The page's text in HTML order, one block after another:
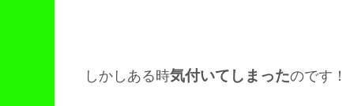
しかしある時気付いてしまったのです！